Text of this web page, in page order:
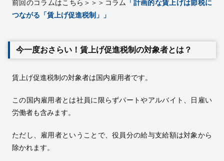
前回のコラムはこちら＞＞＞コラム 「計画的な賃上げは節税に
つながる「賃上げ促進税制」」
今一度おさらい！賃上げ促進税制の対象者とは？
賃上げ促進税制の対象者は国内雇用者です。
この国内雇用者とは社員に限らずパートやアルバイト、日雇い
労働者も含みます。
ただし、雇用者ということで、役員分の給与支給額は対象から
除かれます。